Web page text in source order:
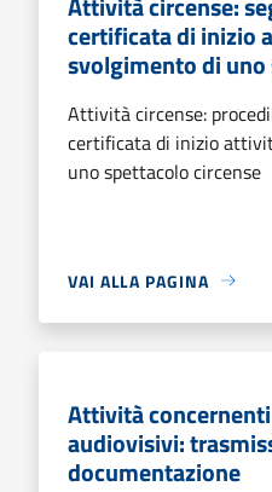
certificata di inizio
svolgimento di
Attività circense:
certificata di inizio
uno spettacolo circense
VAI ALLA PAGINA
Attività
audiovisivi:
documentazione